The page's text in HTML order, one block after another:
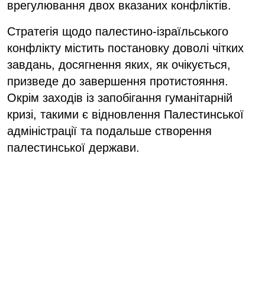
врегулювання двох вказаних конфліктів.
Стратегія щодо палестино-ізраїльського
конфлікту містить постановку доволі чітких
завдань, досягнення яких, як очікується,
призведе до завершення протистояння.
Окрім заходів із запобігання гуманітарній
кризі, такими є відновлення Палестинської
адміністрації та подальше створення
палестинської держави.